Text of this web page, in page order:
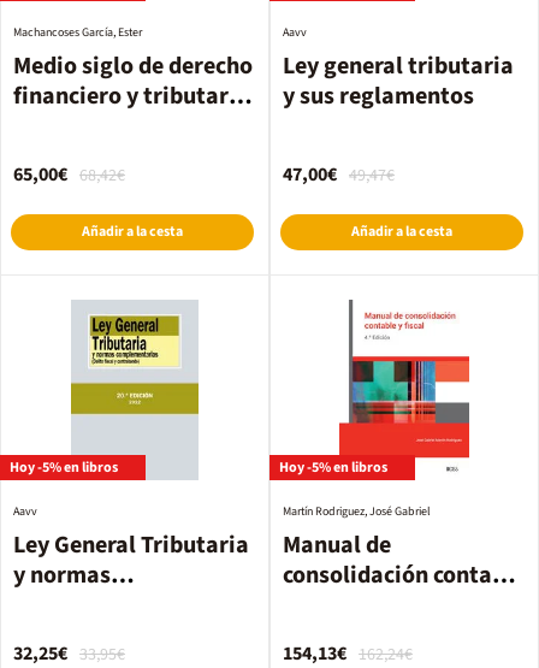
Medio siglo de derecho
financiero y tributario
Machancoses García, Ester
68,42€
65,00€
Añadir a la cesta
Ley general tributaria
y sus reglamentos
Aavv
49,47€
47,00€
Añadir a la cesta
Hoy -5% en libros
Ley General Tributaria
y normas
Aavv
33,95€
32,25€
Hoy -5% en libros
Manual de
consolidación contable
Martín Rodriguez, José Gabriel
162,24€
154,13€